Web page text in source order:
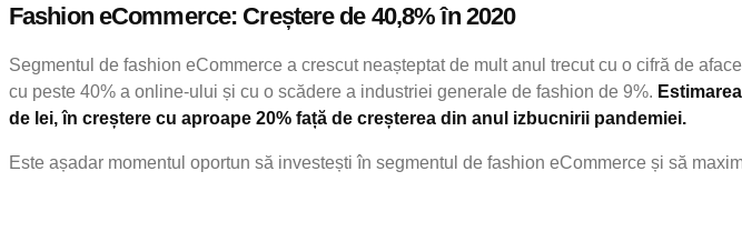
Fashion eCommerce: Creștere de 40,8% în 2020
Segmentul de fashion eCommerce a crescut neașteptat de mult anul trecut cu o cifră de
cu peste 40% a online-ului și cu o scădere a industriei generale de fashion de 9%.
de lei, în creștere cu aproape 20% față de creșterea din anul izbucnirii pandemiei.
Este așadar momentul oportun să investești în segmentul de fashion eCommerce și să